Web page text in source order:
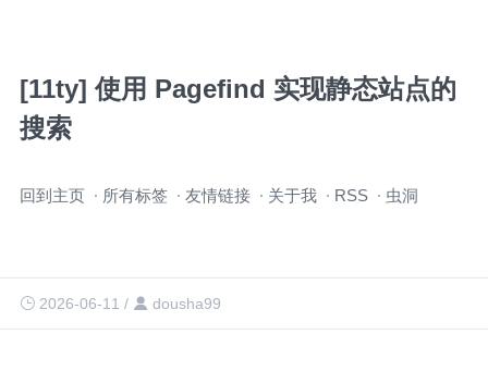
[11ty] 使用 Pagefind 实现静态站点的
搜索
过
回到主页 所有标签 友情链接 关于我 RSS 虫洞
2026-06-11 / dousha99